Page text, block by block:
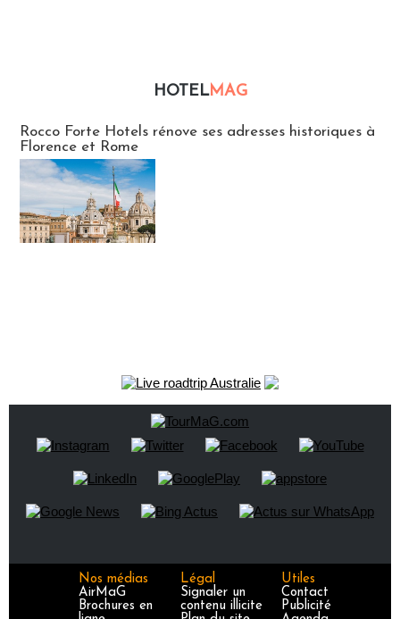
HOTELMAG
Rocco Forte Hotels rénove ses adresses historiques à
Florence et Rome
Nos médias
AirMaG
Brochures en
Légal
Signaler un
contenu illicite
Utiles
Contact
Publicité